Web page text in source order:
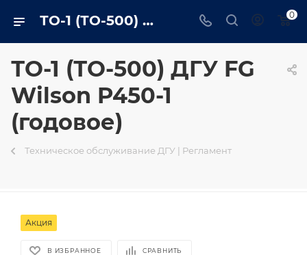
ТО-1 (ТО-500) ДГУ FG Wilson P450-1 (годовое) в Ярославле - trustenergo.ru 0
ТО-1 (ТО-500) ДГУ FG
Wilson P450-1
(годовое)
Техническое обслуживание ДГУ | Регламент
Акция
В ИЗБРАННОЕ СРАВНИТЬ